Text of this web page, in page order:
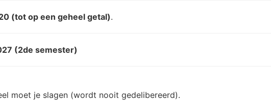
(tot op een geheel getal).
(2de semester)
moet je slagen (wordt nooit gedelibereerd).